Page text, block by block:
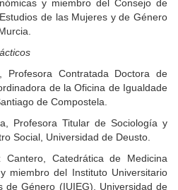
y miembro del Consejo de
de las Mujeres y de Género
Contratada Doctora de
de la Oficina de Igualdade
de Compostela.
Profesora Titular de Sociología y
Social, Universidad de Deusto.
Catedrática de Medicina
miembro del Instituto Universitario
de Género (IUIEG), Universidad de